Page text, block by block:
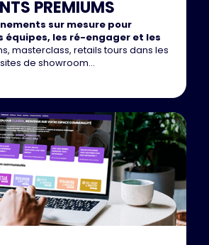
PREMIUMS
sur mesure pour
équipes, les ré-engager et les
masterclass, retails tours dans les
de showroom...